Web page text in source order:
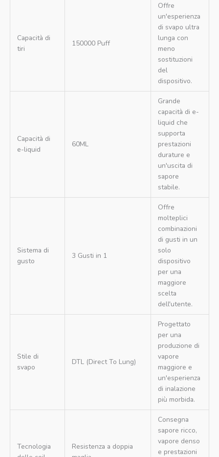
Capacità di
tiri
150000 Puff
Offre
un'esperienza
di svapo ultra
lunga con
meno
sostituzioni
del
dispositivo.
Capacità di
e-liquid
60ML
Grande
capacità di e-
liquid che
supporta
prestazioni
durature e
un'uscita di
sapore
stabile.
Sistema di
gusto
3 Gusti in 1
Offre
molteplici
combinazioni
di gusti in un
solo
dispositivo
per una
maggiore
scelta
dell'utente.
Stile di
svapo
DTL (Direct To Lung)
Progettato
per una
produzione di
vapore
maggiore e
un'esperienza
di inalazione
più morbida.
Tecnologia
Resistenza a doppia
Consegna
sapore ricco,
vapore denso
e prestazioni